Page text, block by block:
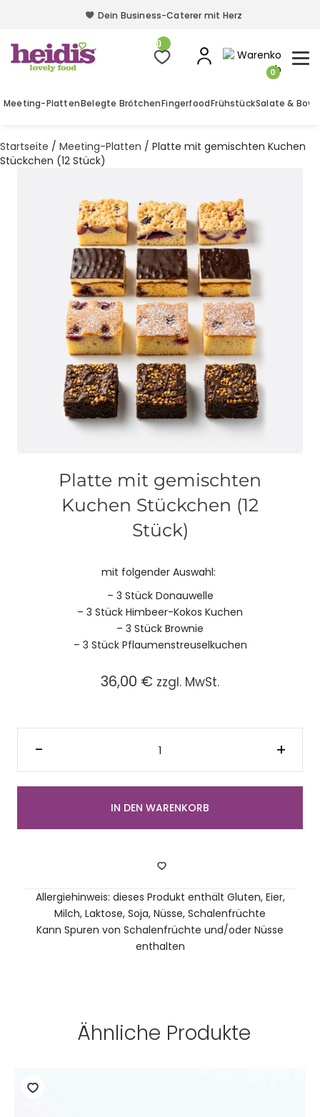
Dein Business-Caterer mit Herz
Dein Business-Caterer mit Herz
0
0
Meeting-PlattenBelegte BrötchenFingerfoodFrühstückSalate &
Startseite / Meeting-Platten / Platte mit gemischten Kuchen
Stückchen (12 Stück)
Platte mit gemischten
Kuchen Stückchen (12
Stück)
mit folgender Auswahl:
– 3 Stück Donauwelle
– 3 Stück Himbeer-Kokos Kuchen
– 3 Stück Brownie
– 3 Stück Pflaumenstreuselkuchen
36,00 € zzgl. MwSt.
-
Platte
gemischten
Stückchen
(12
Menge
+
IN DEN WARENKORB
Allergiehinweis: dieses Produkt enthält Gluten, Eier,
Milch, Laktose, Soja, Nüsse, Schalenfrüchte
Kann Spuren von Schalenfrüchte und/oder Nüsse
enthalten
Ähnliche Produkte